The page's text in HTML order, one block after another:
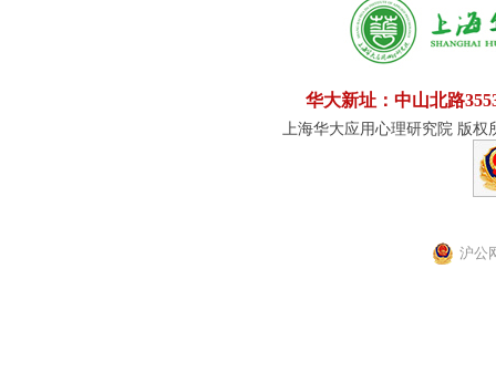
华大新址：中山北路
上海华大应用心理研究院 版
沪公